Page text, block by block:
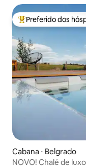
Entre os melhores
Preferido dos
Cabana ⋅ Belgrado
NOVO! Chalé de